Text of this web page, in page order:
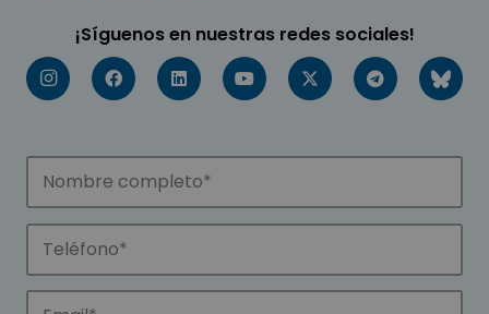
¡Síguenos en nuestras redes sociales!